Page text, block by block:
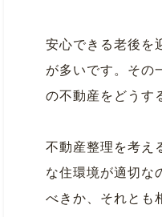
安心できる老後を
が多いです。その
の不動産をどうす
不動産整理を考え
な住環境が適切な
べきか、それとも